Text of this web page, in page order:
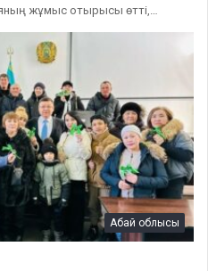
жұмыс отырысы өтті,…
Абай облысы